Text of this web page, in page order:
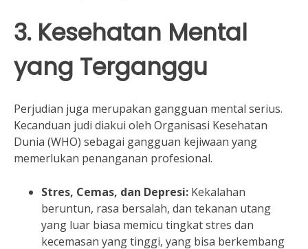
3. Kesehatan Mental
yang Terganggu
Perjudian juga merupakan gangguan mental serius.
Kecanduan judi diakui oleh Organisasi Kesehatan
Dunia (WHO) sebagai gangguan kejiwaan yang
memerlukan penanganan profesional.
Stres, Cemas, dan Depresi: Kekalahan
beruntun, rasa bersalah, dan tekanan utang
yang luar biasa memicu tingkat stres dan
kecemasan yang tinggi, yang bisa berkembang